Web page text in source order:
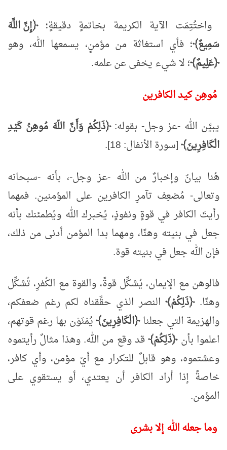
واختُتِمَت الآية الكريمة بخاتمةٍ دقيقةٍ؛﴿إِنَّ اللَّهَ
سَمِيعٌ﴾؛ فأي استغاثة من مؤمنٍ، يسمعها الله، وهو
﴿عَلِيمٌ﴾؛ لا شيء يخفى عن علمه.
مُوهِن كيد الكافرين
يبيِّن الله -عز وجل- بقوله:﴿ذَلِكُمْ وَأَنَّ اللّهَ مُوهِنُ كَيْدِ
الْكَافِرِينَ﴾[سورة الأنفال: 18].
هُنا بيانٌ وإخبارٌ من الله -عز وجل-، بأنه -سبحانه
وتعالى- مُضعِف تآمرِ الكافرين على المؤمنين. فمهما
رأيتَ الكافر في قوةٍ ونفوذٍ، يُخبرك الله ويُطمئنك بأنه
جعل في بنيته وهنًا، ومهما بدا المؤمن أدنى من ذلك،
فإن الله جعل في بنيته قوة.
فالوهن مع الإيمان، يُشكِّل قوةً، والقوة مع الكُفرِ، تُشكِّل
وهنًا.﴿ذَلِكُمْ﴾النصر الذي حقَّقناه لكم رغم ضعفكم،
والهزيمة التي جعلنا﴿الْكَافِرِينَ﴾يُمْنَوْن بها رغم قوتهم،
اعلموا بأن﴿ذَلِكُمْ﴾قد وقع من الله. وهذا مثالٌ رأيتموه
وعشتموه، وهو قابلٌ للتكرار مع أيّ مؤمن، وأي كافر،
خاصةً إذا أراد الكافر أن يعتدي، أو يستقوي على
المؤمن.
وما جعله الله إلا بشرى